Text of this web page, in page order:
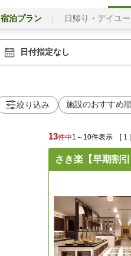
宿泊プラン 日帰り・デイユ
日付指定なし
絞り込み
13件中1～10件表示 [ 1
さき楽【早期割